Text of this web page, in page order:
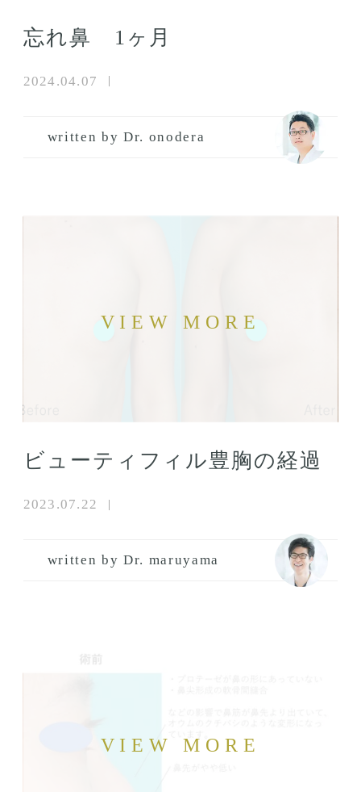
忘れ鼻 1ヶ月
2024.04.07
written by Dr. onodera
ビューティフィル豊胸の経過
2023.07.22
written by Dr. maruyama